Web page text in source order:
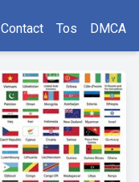
Contact Tos DMCA